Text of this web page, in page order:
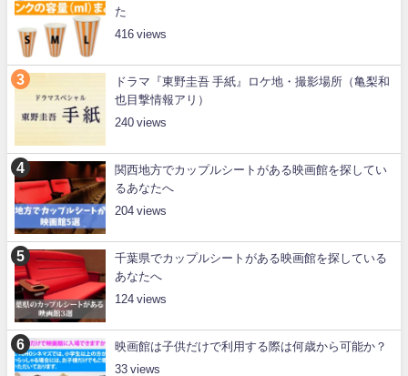
た
416
ドラマ『東野圭吾 手紙』ロケ地・撮影場所（亀梨和
也目撃情報アリ）
240
関西地方でカップルシートがある映画館を探してい
るあなたへ
204
千葉県でカップルシートがある映画館を探している
あなたへ
124
映画館は子供だけで利用する際は何歳から可能か？
33